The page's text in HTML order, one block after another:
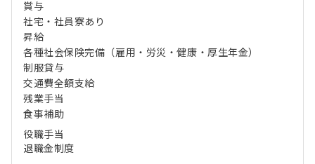
賞与
社宅・社員寮あり
昇給
各種社会保険完備（雇用・労災・健康・厚生年金）
制服貸与
交通費全額支給
残業手当
食事補助
役職手当
退職金制度